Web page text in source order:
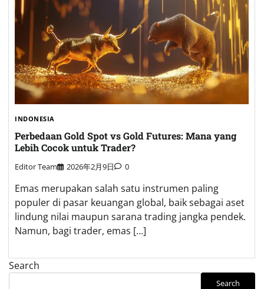
INDONESIA
Perbedaan Gold Spot vs Gold Futures: Mana yang
Lebih Cocok untuk Trader?
Editor Team 2026年2月9日 0
Emas merupakan salah satu instrumen paling
populer di pasar keuangan global, baik sebagai aset
lindung nilai maupun sarana trading jangka pendek.
Namun, bagi trader, emas […]
Search
Search